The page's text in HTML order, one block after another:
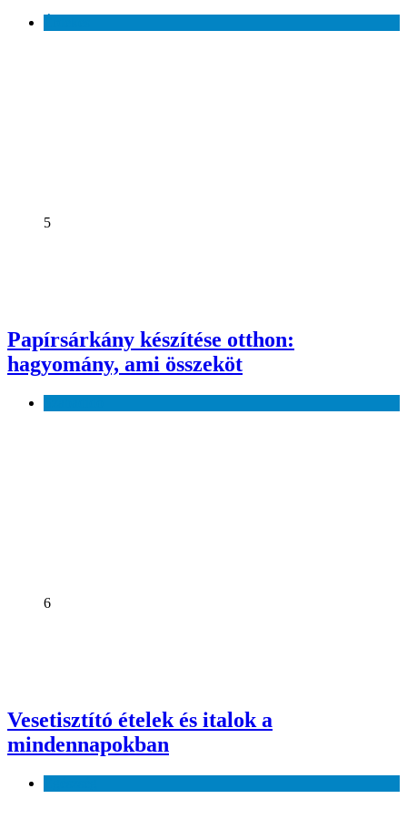
5
Papírsárkány készítése otthon:
hagyomány, ami összeköt
6
Vesetisztító ételek és italok a
mindennapokban